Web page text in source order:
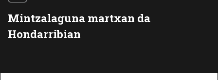
Mintzalaguna martxan da
Hondarribian